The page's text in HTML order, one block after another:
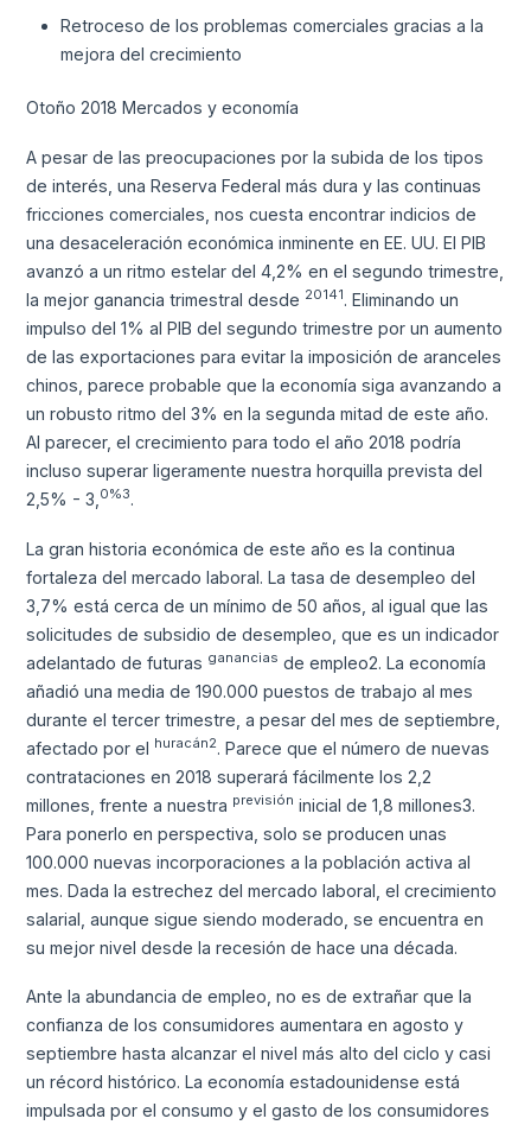
Retroceso de los problemas comerciales gracias a la
mejora del crecimiento
Otoño 2018 Mercados y economía
A pesar de las preocupaciones por la subida de los tipos
de interés, una Reserva Federal más dura y las continuas
fricciones comerciales, nos cuesta encontrar indicios de
una desaceleración económica inminente en EE. UU. El PIB
avanzó a un ritmo estelar del 4,2% en el segundo trimestre,
la mejor ganancia trimestral desde 20141. Eliminando un
impulso del 1% al PIB del segundo trimestre por un aumento
de las exportaciones para evitar la imposición de aranceles
chinos, parece probable que la economía siga avanzando a
un robusto ritmo del 3% en la segunda mitad de este año.
Al parecer, el crecimiento para todo el año 2018 podría
incluso superar ligeramente nuestra horquilla prevista del
2,5% - 3, 0%3.
La gran historia económica de este año es la continua
fortaleza del mercado laboral. La tasa de desempleo del
3,7% está cerca de un mínimo de 50 años, al igual que las
solicitudes de subsidio de desempleo, que es un indicador
adelantado de futuras ganancias de empleo2. La economía
añadió una media de 190.000 puestos de trabajo al mes
durante el tercer trimestre, a pesar del mes de septiembre,
afectado por el huracán2. Parece que el número de nuevas
contrataciones en 2018 superará fácilmente los 2,2
millones, frente a nuestra previsión inicial de 1,8 millones3.
Para ponerlo en perspectiva, solo se producen unas
100.000 nuevas incorporaciones a la población activa al
mes. Dada la estrechez del mercado laboral, el crecimiento
salarial, aunque sigue siendo moderado, se encuentra en
su mejor nivel desde la recesión de hace una década.
Ante la abundancia de empleo, no es de extrañar que la
confianza de los consumidores aumentara en agosto y
septiembre hasta alcanzar el nivel más alto del ciclo y casi
un récord histórico. La economía estadounidense está
impulsada por el consumo y el gasto de los consumidores